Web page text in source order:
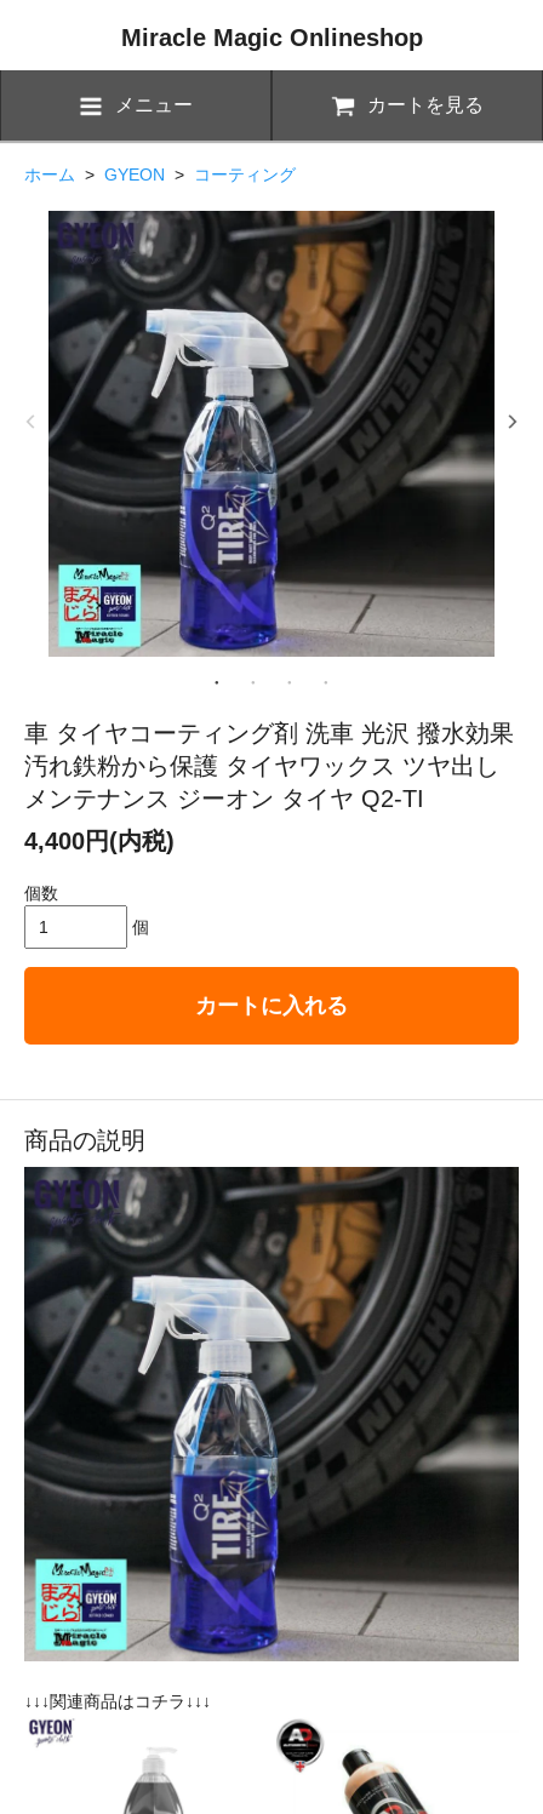
Miracle Magic Onlineshop
メニュー カートを見る
ホーム > GYEON > コーティング
車 タイヤコーティング剤 洗車 光沢 撥水効果
汚れ鉄粉から保護 タイヤワックス ツヤ出し
メンテナンス ジーオン タイヤ Q2-TI
4,400円(内税)
個数
個
カートに入れる
商品の説明
↓↓↓関連商品はコチラ↓↓↓